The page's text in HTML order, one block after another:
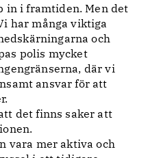
in i framtiden. Men det
har många viktiga
och
polis mycket
där vi
ansvar för att
det finns saker att
vara mer aktiva och